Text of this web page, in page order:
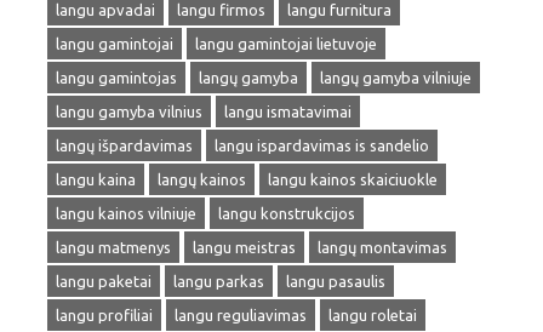
langu apvadai
langu firmos
langu furnitura
langu gamintojai
langu gamintojai lietuvoje
langu gamintojas
langų gamyba
langų gamyba vilniuje
langu gamyba vilnius
langu ismatavimai
langų išpardavimas
langu ispardavimas is sandelio
langu kaina
langų kainos
langu kainos skaiciuokle
langu kainos vilniuje
langu konstrukcijos
langu matmenys
langu meistras
langų montavimas
langu paketai
langu parkas
langu pasaulis
langu profiliai
langu reguliavimas
langu roletai